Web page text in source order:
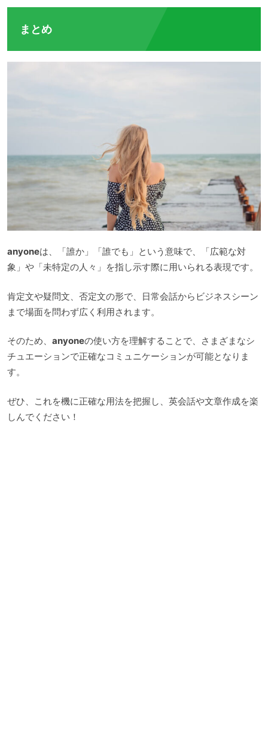
まとめ
anyoneは、「誰か」「誰でも」という意味で、「広範な対
象」や「未特定の人々」を指し示す際に用いられる表現です。
肯定文や疑問文、否定文の形で、日常会話からビジネスシーン
まで場面を問わず広く利用されます。
そのため、 anyoneの使い方を理解することで、さまざまなシ
チュエーションで正確なコミュニケーションが可能となりま
す。
ぜひ、これを機に正確な用法を把握し、英会話や文章作成を楽
しんでください！